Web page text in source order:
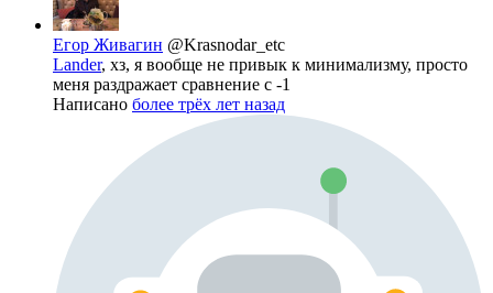
Егор Живагин @Krasnodar_etc
Lander, хз, я вообще не привык к минимализму, просто
меня раздражает сравнение с -1
Написано более трёх лет назад